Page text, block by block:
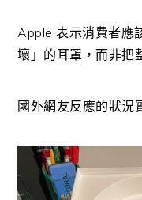
Apple 表示消費者應
壞」的耳罩，而非把
國外網友反應的狀況